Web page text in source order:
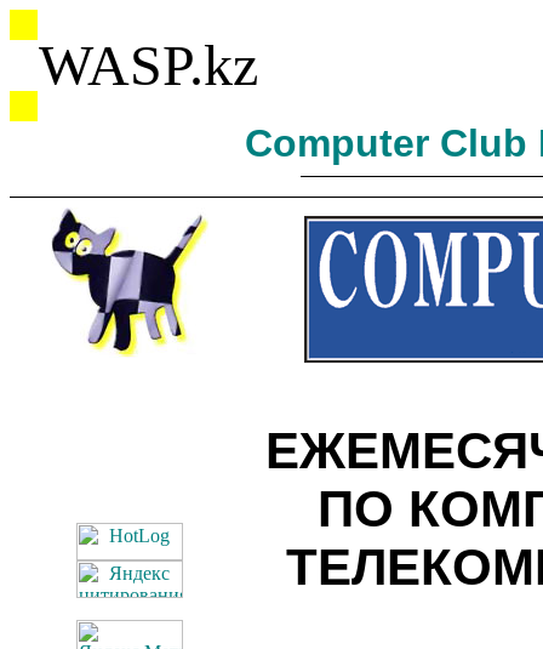
WASP.kz
Computer Club
ПО